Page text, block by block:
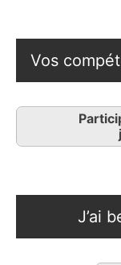
Vos
J’ai